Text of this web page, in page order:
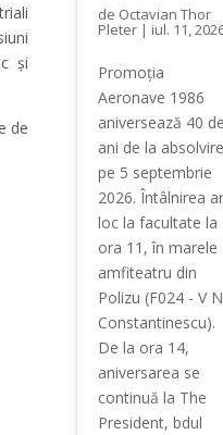
și
de
de Octavian Thor
Pleter| iul. 11,
Promoția
Aeronave 1986
aniversează 40
ani de la absolvire
pe 5 septembrie
2026. Întâlnirea
loc la facultate la
ora 11, în marele
amfiteatru din
Polizu (F024 - V N
Constantinescu).
De la ora 14,
aniversarea se
continuă la The
President, bdul